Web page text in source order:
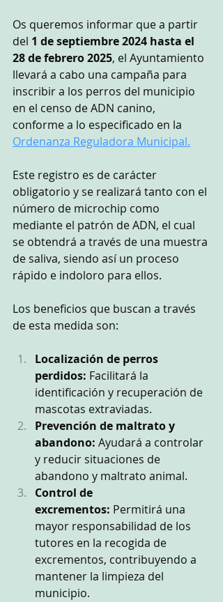
Os queremos informar que a partir
del 1 de septiembre 2024 hasta el
28 de febrero 2025, el Ayuntamiento
llevará a cabo una campaña para
inscribir a los perros del municipio
en el censo de ADN canino,
conforme a lo especificado en la
Ordenanza Reguladora Municipal.
Este registro es de carácter
obligatorio y se realizará tanto con el
número de microchip como
mediante el patrón de ADN, el cual
se obtendrá a través de una muestra
de saliva, siendo así un proceso
rápido e indoloro para ellos.
Los beneficios que buscan a través
de esta medida son:
Localización de perros
perdidos: Facilitará la
identificación y recuperación de
mascotas extraviadas.
Prevención de maltrato y
abandono: Ayudará a controlar
y reducir situaciones de
abandono y maltrato animal.
Control de
excrementos: Permitirá una
mayor responsabilidad de los
tutores en la recogida de
excrementos, contribuyendo a
mantener la limpieza del
municipio.